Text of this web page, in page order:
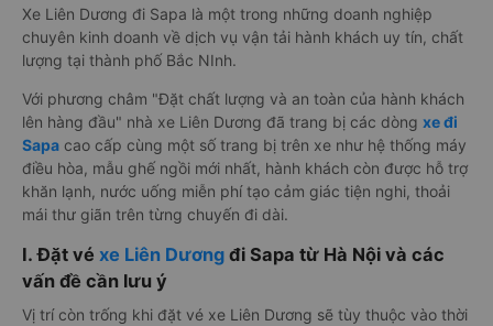
Xe Liên Dương đi Sapa là một trong những doanh nghiệp
chuyên kinh doanh về dịch vụ vận tải hành khách uy tín, chất
lượng tại thành phố Bắc NInh.
Với phương châm "Đặt chất lượng và an toàn của hành khách
lên hàng đầu" nhà xe Liên Dương đã trang bị các dòng xe đi
Sapa cao cấp cùng một số trang bị trên xe như hệ thống máy
điều hòa, mẫu ghế ngồi mới nhất, hành khách còn được hỗ trợ
khăn lạnh, nước uống miễn phí tạo cảm giác tiện nghi, thoải
mái thư giãn trên từng chuyến đi dài.
I. Đặt vé xe Liên Dương đi Sapa từ Hà Nội và các
vấn đề cần lưu ý
Vị trí còn trống khi đặt vé xe Liên Dương sẽ tùy thuộc vào thời